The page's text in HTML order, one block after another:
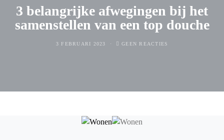
3 belangrijke afwegingen bij het
samenstellen van een top douche
3 FEBRUARI 2023 GEEN REACTIES